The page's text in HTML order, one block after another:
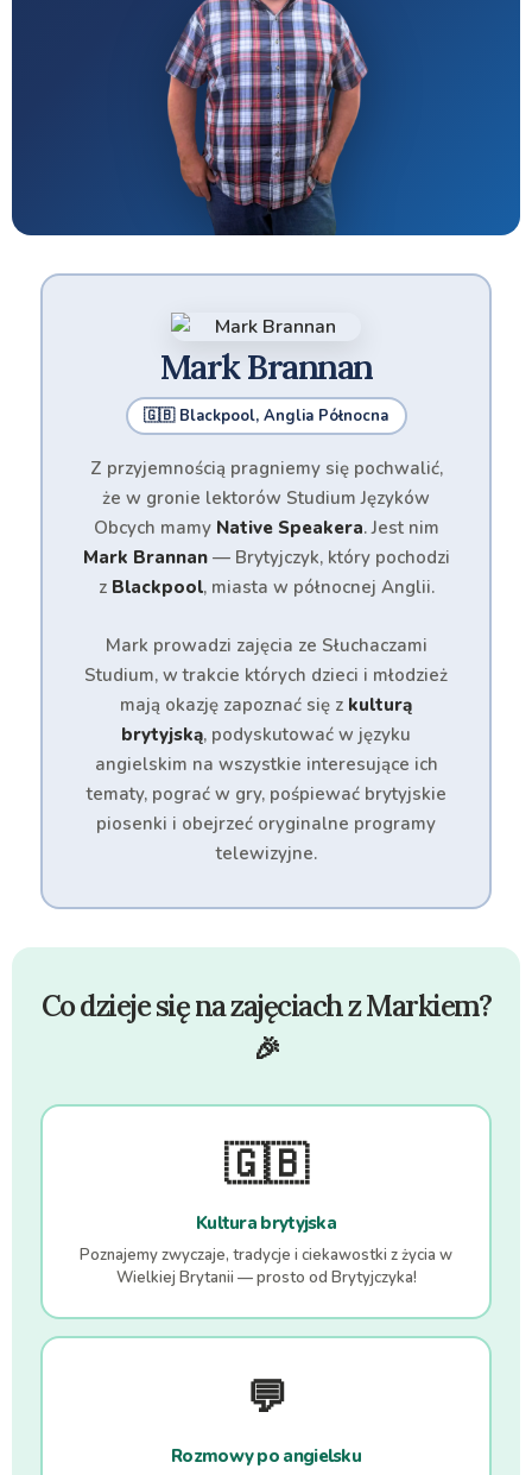
Mark Brannan
🇬🇧 Blackpool, Anglia Północna
Z przyjemnością pragniemy się pochwalić,
że w gronie lektorów Studium Języków
Obcych mamy Native Speakera. Jest nim
Mark Brannan— Brytyjczyk, który pochodzi
z Blackpool, miasta w północnej Anglii.
Mark prowadzi zajęcia ze Słuchaczami
Studium, w trakcie których dzieci i młodzież
mają okazję zapoznać się z kulturą
brytyjską, podyskutować w języku
angielskim na wszystkie interesujące ich
tematy, pograć w gry, pośpiewać brytyjskie
piosenki i obejrzeć oryginalne programy
telewizyjne.
Co dzieje się na zajęciach z Markiem?
🎉
🇬🇧
Kultura brytyjska
Poznajemy zwyczaje, tradycje i ciekawostki z życia w
Wielkiej Brytanii — prosto od Brytyjczyka!
💬
Rozmowy po angielsku